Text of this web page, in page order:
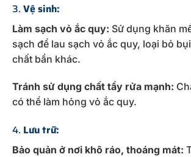
3. Vệ sinh:
Làm sạch vỏ ắc quy: Sử dụng khăn
sạch để lau sạch vỏ ắc quy, loại bỏ
chất bẩn khác.
Tránh sử dụng chất tẩy rửa mạnh:
có thể làm hỏng vỏ ắc quy.
4. Lưu trữ:
Bảo quản ở nơi khô ráo, thoáng mát: